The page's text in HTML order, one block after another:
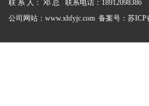
联 系 人： 邓 总   联系电话：18912098386
公司网站：www.xhfyjc.com 备案号：苏ICP